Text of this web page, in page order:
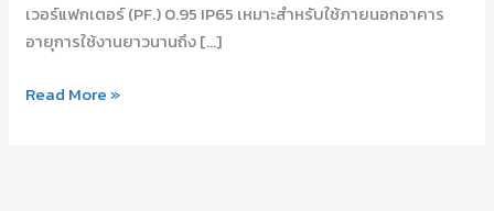
เวอร์แฟกเตอร์ (PF.) 0.95 IP65 เหมาะสำหรับใช้ภายนอกอาคาร
อายุการใช้งานยาวนานถึง […]
Read More »